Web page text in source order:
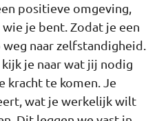
positieve omgeving,
je bent. Zodat je een
naar zelfstandigheid.
je naar wat jij nodig
kracht te komen. Je
wat je werkelijk wilt